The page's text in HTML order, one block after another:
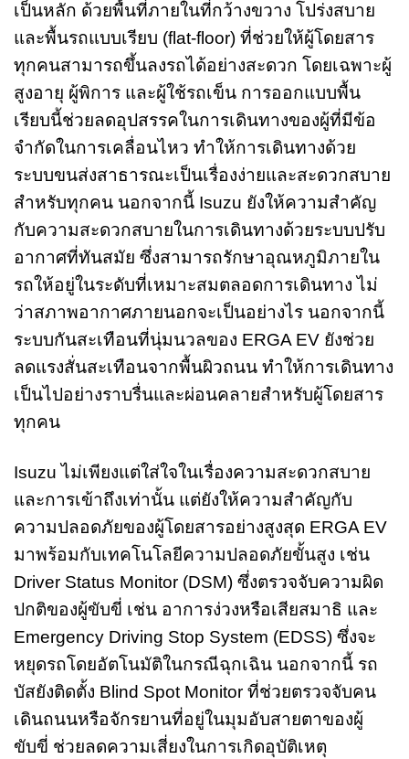
เป็นหลัก ด้วยพื้นที่ภายในที่กว้างขวาง โปร่งสบาย
และพื้นรถแบบเรียบ (flat-floor) ที่ช่วยให้ผู้โดยสาร
ทุกคนสามารถขึ้นลงรถได้อย่างสะดวก โดยเฉพาะผู้
สูงอายุ ผู้พิการ และผู้ใช้รถเข็น การออกแบบพื้น
เรียบนี้ช่วยลดอุปสรรคในการเดินทางของผู้ที่มีข้อ
จำกัดในการเคลื่อนไหว ทำให้การเดินทางด้วย
ระบบขนส่งสาธารณะเป็นเรื่องง่ายและสะดวกสบาย
สำหรับทุกคน นอกจากนี้ Isuzu ยังให้ความสำคัญ
กับความสะดวกสบายในการเดินทางด้วยระบบปรับ
อากาศที่ทันสมัย ซึ่งสามารถรักษาอุณหภูมิภายใน
รถให้อยู่ในระดับที่เหมาะสมตลอดการเดินทาง ไม่
ว่าสภาพอากาศภายนอกจะเป็นอย่างไร นอกจากนี้
ระบบกันสะเทือนที่นุ่มนวลของ ERGA EV ยังช่วย
ลดแรงสั่นสะเทือนจากพื้นผิวถนน ทำให้การเดินทาง
เป็นไปอย่างราบรื่นและผ่อนคลายสำหรับผู้โดยสาร
ทุกคน
Isuzu ไม่เพียงแต่ใส่ใจในเรื่องความสะดวกสบาย
และการเข้าถึงเท่านั้น แต่ยังให้ความสำคัญกับ
ความปลอดภัยของผู้โดยสารอย่างสูงสุด ERGA EV
มาพร้อมกับเทคโนโลยีความปลอดภัยขั้นสูง เช่น
Driver Status Monitor (DSM) ซึ่งตรวจจับความผิด
ปกติของผู้ขับขี่ เช่น อาการง่วงหรือเสียสมาธิ และ
Emergency Driving Stop System (EDSS) ซึ่งจะ
หยุดรถโดยอัตโนมัติในกรณีฉุกเฉิน นอกจากนี้ รถ
บัสยังติดตั้ง Blind Spot Monitor ที่ช่วยตรวจจับคน
เดินถนนหรือจักรยานที่อยู่ในมุมอับสายตาของผู้
ขับขี่ ช่วยลดความเสี่ยงในการเกิดอุบัติเหตุ